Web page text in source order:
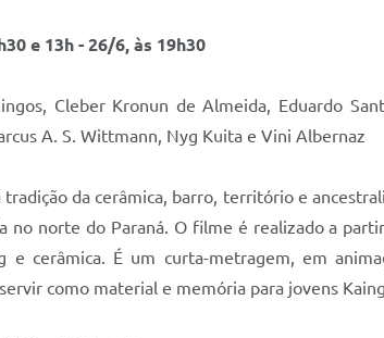
e 13h - 26/6, às 19h30
Cleber Kronun de Almeida, Eduardo
A. S. Wittmann, Nyg Kuita e Vini Albernaz
da cerâmica, barro, território e
no norte do Paraná. O filme é realizado a
cerâmica. É um curta-metragem, em
como material e memória para jovens